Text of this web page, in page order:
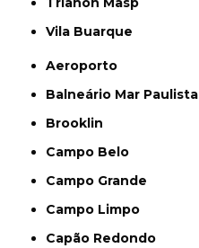
Vila Buarque
Aeroporto
Balneário Mar Paulista
Brooklin
Campo Belo
Campo Grande
Campo Limpo
Capão Redondo